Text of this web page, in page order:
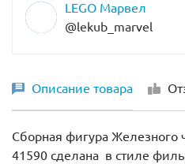
LEGO Марвел
@lekub_marvel
Описание товара
Сборная фигура Железного
41590 сделана в стиле